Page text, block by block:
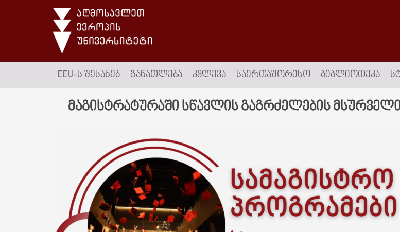
EEU-Ს ᲨᲔᲡᲐᲮᲔᲑ ᲒᲐᲜᲐᲗᲚᲔᲑᲐ ᲙᲕᲚᲔᲕᲐ ᲡᲐᲔᲠᲗᲐᲨᲝᲠᲘᲡᲝ ᲑᲘᲑᲚᲘᲝᲗᲔᲙᲐ
მაგისტრატურაში სწავლის გაგრძელების